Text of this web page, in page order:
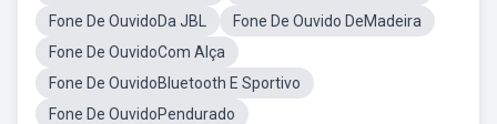
Fone De OuvidoDa JBL
Fone De Ouvido DeMadeira
Fone De OuvidoCom Alça
Fone De OuvidoBluetooth E Sportivo
Fone De OuvidoPendurado